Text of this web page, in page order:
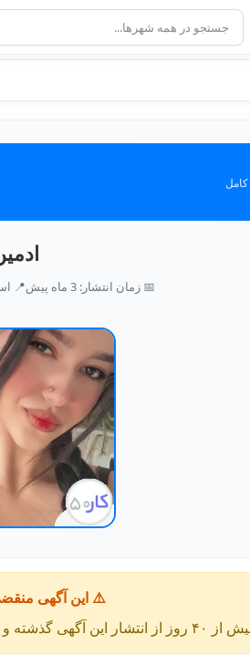
کامل
📅 زمان انتشار: 3 ماه پیش 📍
⚠️ این آگهی
از انتشار این آگهی گذشته و ممکن است اطلاعات آن به‌روز نباشد.